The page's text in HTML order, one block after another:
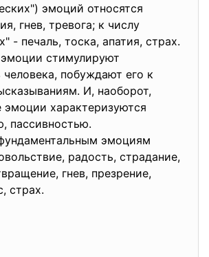
эмоций относятся
гнев, тревога; к числу
- печаль, тоска, апатия, страх.
стимулируют
человека, побуждают его к
И, наоборот,
эмоции характеризуются
пассивностью.
эмоциям
радость, страдание,
гнев, презрение,
страх.